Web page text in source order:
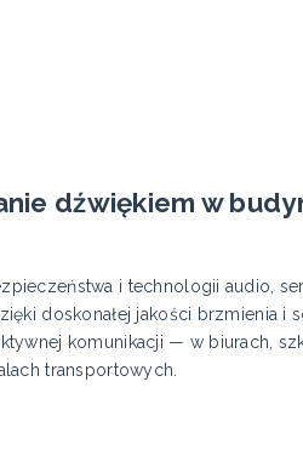
dźwiękiem w
i technologii audio,
doskonałej jakości brzmienia i
komunikacji — w biurach,
transportowych.